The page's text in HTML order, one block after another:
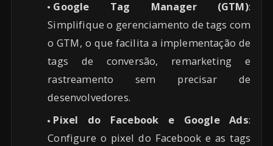
Google Tag Manager (GTM):
Simplifique o gerenciamento de tags com
o GTM, o que facilita a implementação de
tags de conversão, remarketing e
rastreamento sem precisar de
desenvolvedores.
Pixel do Facebook e Google Ads:
Configure o pixel do Facebook e as tags